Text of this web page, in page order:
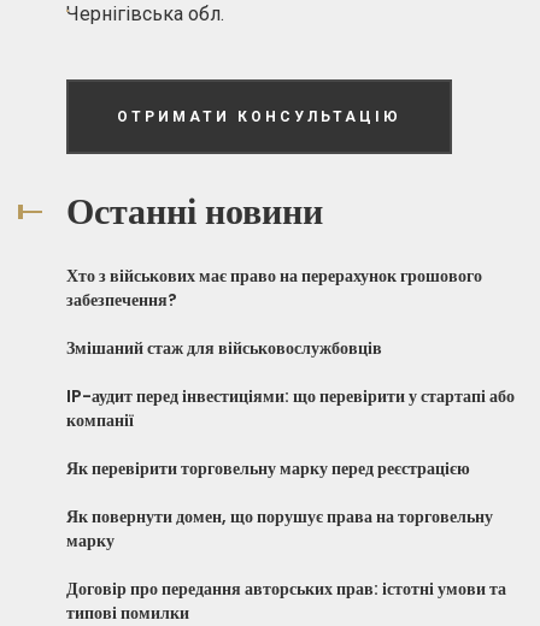
Чернігівська обл.
ОТРИМАТИ КОНСУЛЬТАЦІЮ
Останні новини
Хто з військових має право на перерахунок грошового
забезпечення?
Змішаний стаж для військовослужбовців
IP-аудит перед інвестиціями: що перевірити у стартапі або
компанії
Як перевірити торговельну марку перед реєстрацією
Як повернути домен, що порушує права на торговельну
марку
Договір про передання авторських прав: істотні умови та
типові помилки